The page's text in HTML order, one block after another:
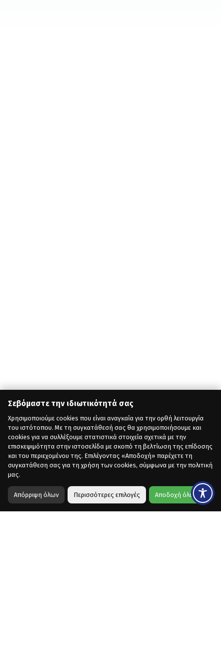
Σεβόμαστε την ιδιωτικότητά σας
Χρησιμοποιούμε cookies που είναι αναγκαία για την ορθή λειτουργία
του ιστότοπου. Με τη συγκατάθεσή σας θα χρησιμοποιήσουμε και
cookies για να συλλέξουμε στατιστικά στοιχεία σχετικά με την
επισκεψιμότητα στην ιστοσελίδα με σκοπό τη βελτίωση της επίδοσης
και του περιεχομένου της. Επιλέγοντας «Αποδοχή» παρέχετε τη
συγκατάθεση σας για τη χρήση των cookies, σύμφωνα με την πολιτική
μας.
Απόρριψη όλων Περισσότερες επιλογές Αποδοχή όλων